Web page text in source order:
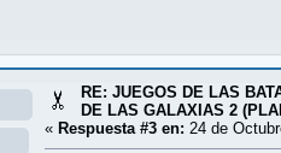
RE: JUEGOS DE LAS
DE LAS GALAXIAS 2
« Respuesta #3 en: 24 de